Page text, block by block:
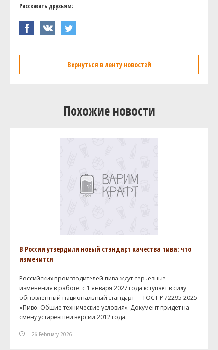
Рассказать друзьям:
Вернуться в ленту новостей
Похожие новости
В России утвердили новый стандарт качества пива: что
изменится
Российских производителей пива ждут серьезные
изменения в работе: с 1 января 2027 года вступает в силу
обновленный национальный стандарт — ГОСТ Р 72295-2025
«Пиво. Общие технические условия». Документ придет на
смену устаревшей версии 2012 года.
26 February 2026